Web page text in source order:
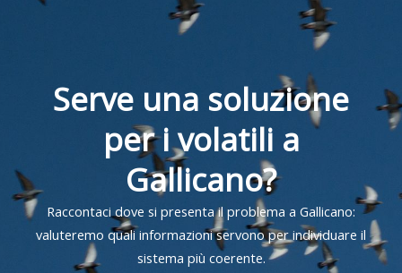
Serve una soluzione
per i volatili a
Gallicano?
Raccontaci dove si presenta il problema a Gallicano:
valuteremo quali informazioni servono per individuare il
sistema più coerente.